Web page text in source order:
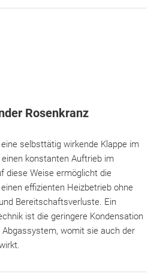
Rosenkranz
selbsttätig wirkende Klappe im
konstanten Auftrieb im
diese Weise ermöglicht die
effizienten Heizbetrieb ohne
Bereitschaftsverluste. Ein
ist die geringere Kondensation
womit sie auch der